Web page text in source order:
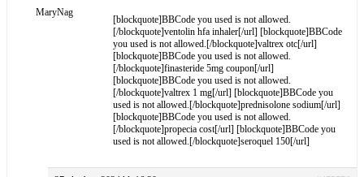
MaryNag
[blockquote]BBCode you used is not allowed.
[/blockquote]ventolin hfa inhaler[/url] [blockquote]BBCode
you used is not allowed.[/blockquote]valtrex otc[/url]
[blockquote]BBCode you used is not allowed.
[/blockquote]finasteride 5mg coupon[/url]
[blockquote]BBCode you used is not allowed.
[/blockquote]valtrex 1 mg[/url] [blockquote]BBCode you
used is not allowed.[/blockquote]prednisolone sodium[/url]
[blockquote]BBCode you used is not allowed.
[/blockquote]propecia cost[/url] [blockquote]BBCode you
used is not allowed.[/blockquote]seroquel 150[/url]